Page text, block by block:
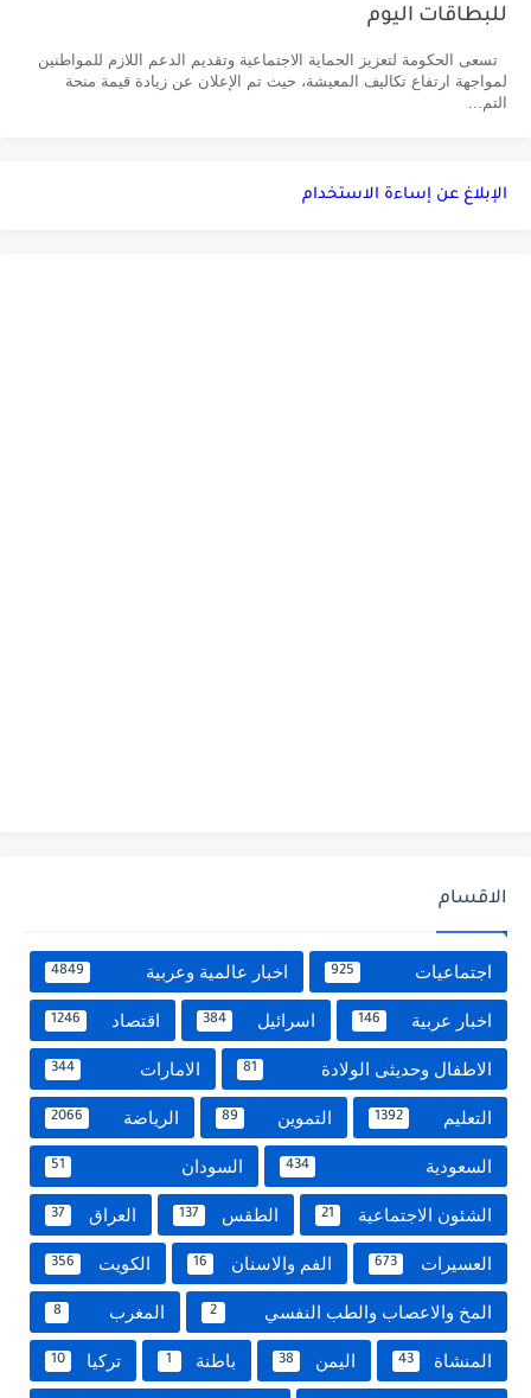
للبطاقات اليوم
تسعى الحكومة لتعزيز الحماية الاجتماعية وتقديم الدعم اللازم للمواطنين
لمواجهة ارتفاع تكاليف المعيشة، حيث تم الإعلان عن زيادة قيمة منحة
التم...
الإبلاغ عن إساءة الاستخدام
الاقسام
اجتماعيات 925 اخبار عالمية وعربية 4849
اخبار عربية 146 اسرائيل 384 اقتصاد 1246
الاطفال وحديثى الولادة 81 الامارات 344
التعليم 1392 التموين 89 الرياضة 2066
السعودية 434 السودان 51
الشئون الاجتماعية 21 الطقس 137 العراق 37
العسيرات 673 الفم والاسنان 16 الكويت 356
المخ والاعصاب والطب النفسي 2 المغرب 8
المنشاة 43 اليمن 38 باطنة 1 تركيا 10